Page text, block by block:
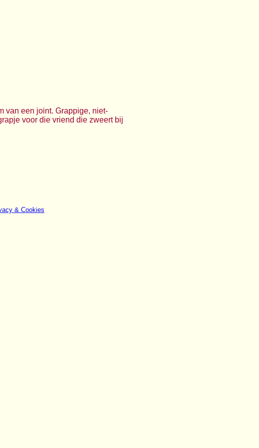
van een joint. Grappige, niet-
voor die vriend die zweert bij
& Cookies